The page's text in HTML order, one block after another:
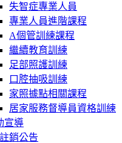
失智症專業人員
專業人員進階課程
A個管訓練課程
繼續教育訓練
足部照護訓練
口腔抽吸訓練
家照據點相關課程
居家服務督導員資格訓練
宣導
銷公告